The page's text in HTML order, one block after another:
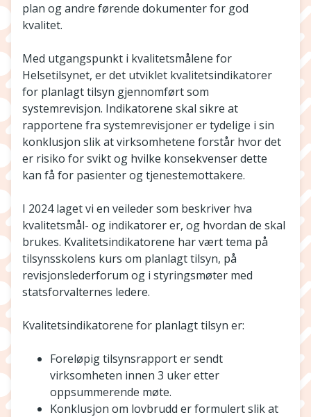
plan og andre førende dokumenter for god
kvalitet.
Med utgangspunkt i kvalitetsmålene for
Helsetilsynet, er det utviklet kvalitetsindikatorer
for planlagt tilsyn gjennomført som
systemrevisjon. Indikatorene skal sikre at
rapportene fra systemrevisjoner er tydelige i sin
konklusjon slik at virksomhetene forstår hvor det
er risiko for svikt og hvilke konsekvenser dette
kan få for pasienter og tjenestemottakere.
I 2024 laget vi en veileder som beskriver hva
kvalitetsmål- og indikatorer er, og hvordan de skal
brukes. Kvalitetsindikatorene har vært tema på
tilsynsskolens kurs om planlagt tilsyn, på
revisjonslederforum og i styringsmøter med
statsforvalternes ledere.
Kvalitetsindikatorene for planlagt tilsyn er:
Foreløpig tilsynsrapport er sendt
virksomheten innen 3 uker etter
oppsummerende møte.
Konklusjon om lovbrudd er formulert slik at